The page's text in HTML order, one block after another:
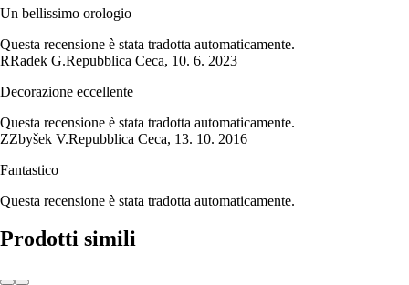
Un bellissimo orologio
Questa recensione è stata tradotta automaticamente.
RRadek G.Repubblica Ceca, 10. 6. 2023
Decorazione eccellente
Questa recensione è stata tradotta automaticamente.
ZZbyšek V.Repubblica Ceca, 13. 10. 2016
Fantastico
Questa recensione è stata tradotta automaticamente.
Prodotti simili